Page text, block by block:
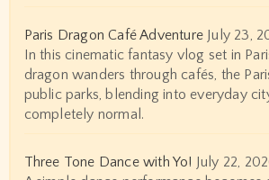
Paris Dragon Café Adventure July 23,
In this cinematic fantasy vlog set in
dragon wanders through cafés, the
public parks, blending into everyday
completely normal.
Three Tone Dance with Yo! July 22,